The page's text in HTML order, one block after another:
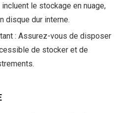
le stockage en nuage,
disque dur interne.
: Assurez-vous de disposer
de stocker et de